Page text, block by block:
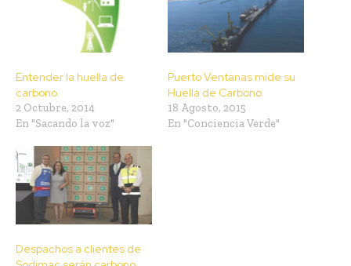
Entender la huella de
carbono
2 Octubre, 2014
En "Sacando la voz"
Puerto Ventanas mide su
Huella de Carbono
18 Agosto, 2015
En "Conciencia Verde"
Despachos a clientes de